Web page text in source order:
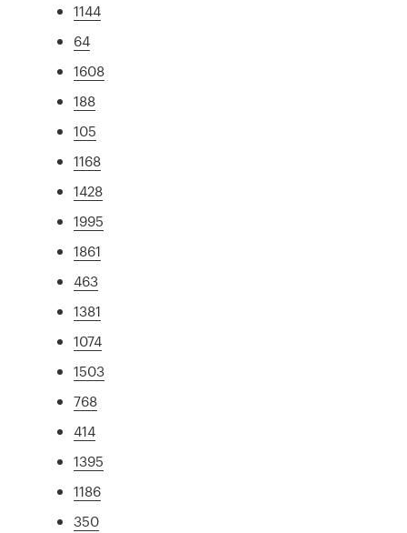
1144
64
1608
188
105
1168
1428
1995
1861
463
1381
1074
1503
768
414
1395
1186
350